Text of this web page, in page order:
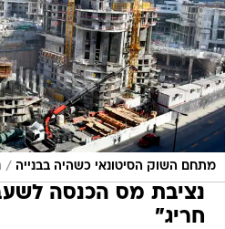
מתחם השוק הסיטונאי כשהיה בבנייה /
נציבת מס הכנסה
חריג"